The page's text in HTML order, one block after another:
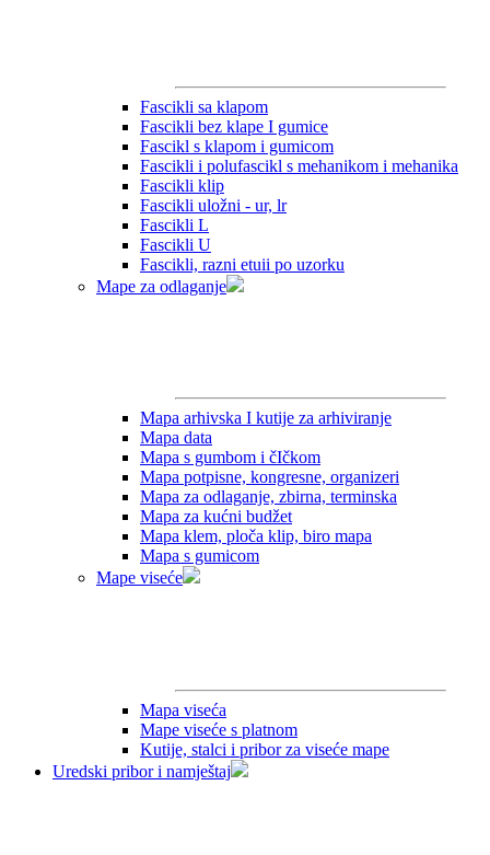
Fascikli sa klapom
Fascikli bez klape I gumice
Fascikl s klapom i gumicom
Fascikli i polufascikl s mehanikom i mehanika
Fascikli klip
Fascikli uložni - ur, lr
Fascikli L
Fascikli U
Fascikli, razni etuii po uzorku
Mape za odlaganje
Mapa arhivska I kutije za arhiviranje
Mapa data
Mapa s gumbom i čIčkom
Mapa potpisne, kongresne, organizeri
Mapa za odlaganje, zbirna, terminska
Mapa za kućni budžet
Mapa klem, ploča klip, biro mapa
Mapa s gumicom
Mape viseće
Mapa viseća
Mape viseće s platnom
Kutije, stalci i pribor za viseće mape
Uredski pribor i namještaj